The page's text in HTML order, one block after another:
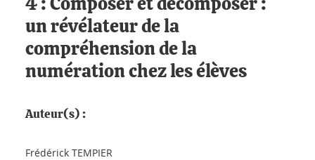
4 : Composer et décomposer :
un révélateur de la
compréhension de la
numération chez les élèves
Auteur(s) :
Frédérick TEMPIER